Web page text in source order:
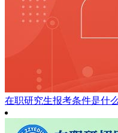
在职研究生报考条件是什